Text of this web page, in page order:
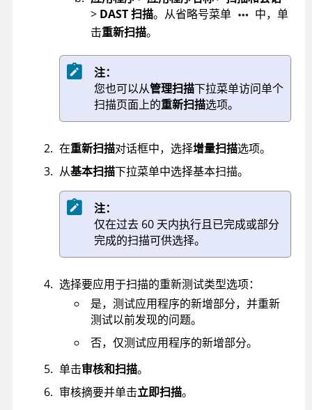
> DAST 扫描。从省略号菜单
中，单
击重新扫描。
注：
您也可以从管理扫描下拉菜单访问单个
扫描页面上的重新扫描选项。
在重新扫描对话框中，选择增量扫描选项。
从基本扫描下拉菜单中选择基本扫描。
注：
仅在过去 60 天内执行且已完成或部分
完成的扫描可供选择。
选择要应用于扫描的重新测试类型选项：
是，测试应用程序的新增部分，并重新
测试以前发现的问题。
否，仅测试应用程序的新增部分。
单击审核和扫描。
审核摘要并单击立即扫描。